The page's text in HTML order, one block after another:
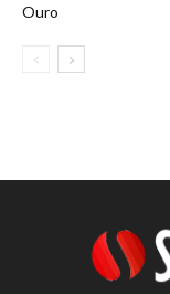
Ouro